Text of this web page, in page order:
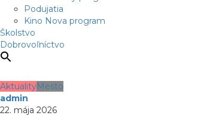
Podujatia
Kino Nova program
Školstvo
Dobrovoľníctvo
AktualityMesto
admin
22. mája 2026